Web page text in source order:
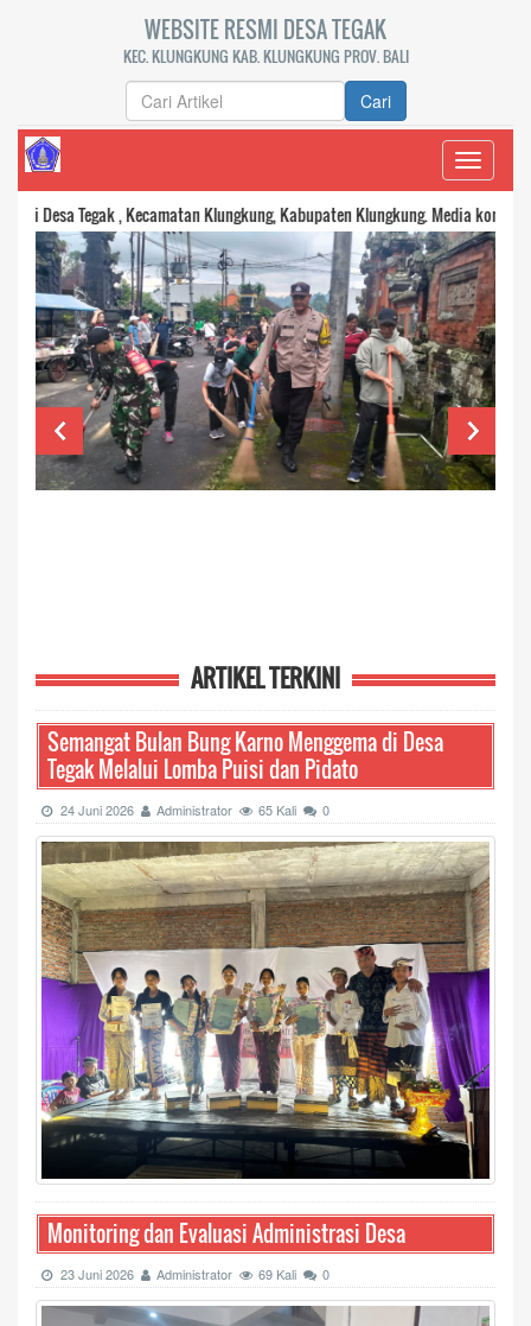
WEBSITE RESMI DESA TEGAK
KEC. KLUNGKUNG KAB. KLUNGKUNG PROV. BALI
Cari
Toggle
Kecamatan Klungkung, Kabupaten Klungkung. Media komunikasi dan
ARTIKEL TERKINI
Semangat Bulan Bung Karno Menggema di Desa
Tegak Melalui Lomba Puisi dan Pidato
24 Juni 2026 Administrator 65 Kali 0
Monitoring dan Evaluasi Administrasi Desa
23 Juni 2026 Administrator 69 Kali 0